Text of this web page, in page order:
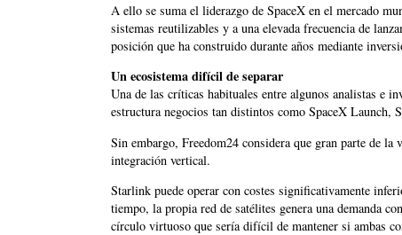
A ello se suma el liderazgo de SpaceX en el mercado
sistemas reutilizables y a una elevada frecuencia de
posición que ha construido durante años mediante
Un ecosistema difícil de separar
Una de las críticas habituales entre algunos analistas e
estructura negocios tan distintos como SpaceX Launch,
Sin embargo, Freedom24 considera que gran parte de
integración vertical.
Starlink puede operar con costes significativamente
tiempo, la propia red de satélites genera una demanda
círculo virtuoso que sería difícil de mantener si ambas